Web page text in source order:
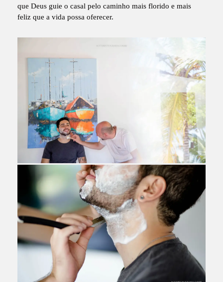
que Deus guie o casal pelo caminho mais florido e mais
feliz que a vida possa oferecer.